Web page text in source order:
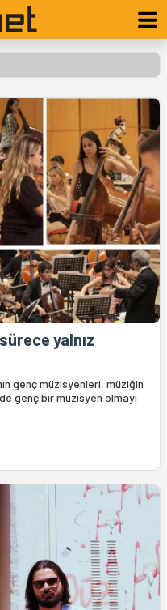
yalnız
genç müzisyenleri, müziğin
genç bir müzisyen olmayı